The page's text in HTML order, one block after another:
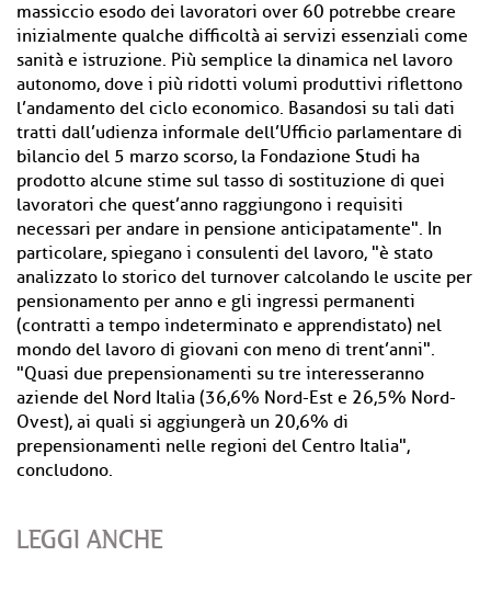
massiccio esodo dei lavoratori over 60 potrebbe creare
inizialmente qualche difficoltà ai servizi essenziali come
sanità e istruzione. Più semplice la dinamica nel lavoro
autonomo, dove i più ridotti volumi produttivi riflettono
l’andamento del ciclo economico. Basandosi su tali dati
tratti dall’udienza informale dell’Ufficio parlamentare di
bilancio del 5 marzo scorso, la Fondazione Studi ha
prodotto alcune stime sul tasso di sostituzione di quei
lavoratori che quest’anno raggiungono i requisiti
necessari per andare in pensione anticipatamente". In
particolare, spiegano i consulenti del lavoro, "è stato
analizzato lo storico del turnover calcolando le uscite per
pensionamento per anno e gli ingressi permanenti
(contratti a tempo indeterminato e apprendistato) nel
mondo del lavoro di giovani con meno di trent’anni".
"Quasi due prepensionamenti su tre interesseranno
aziende del Nord Italia (36,6% Nord-Est e 26,5% Nord-
Ovest), ai quali si aggiungerà un 20,6% di
prepensionamenti nelle regioni del Centro Italia",
concludono.
LEGGI ANCHE